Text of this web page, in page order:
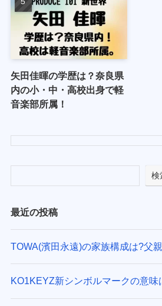
矢田佳暉の学歴は？奈良県
内の小・中・高校出身で軽
音楽部所属！
検
最近の投稿
TOWA(濱田永遠)の家族構成は?父
KO1KEYZ新シンボルマークの意味